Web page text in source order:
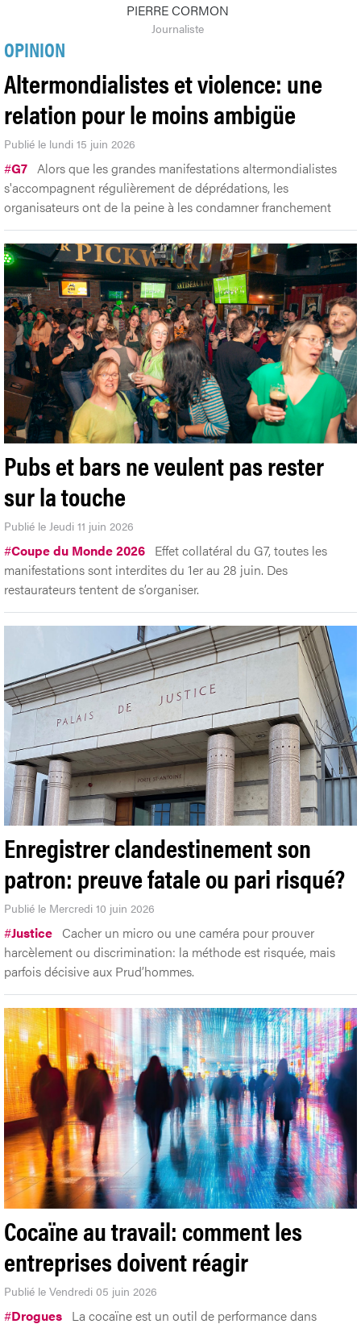
PIERRE CORMON
Journaliste
OPINION
Altermondialistes et violence: une
relation pour le moins ambigüe
Publié le lundi 15 juin 2026
#G7 Alors que les grandes manifestations altermondialistes
s'accompagnent régulièrement de déprédations, les
organisateurs ont de la peine à les condamner franchement
Pubs et bars ne veulent pas rester
sur la touche
Publié le Jeudi 11 juin 2026
#Coupe du Monde 2026 Effet collatéral du G7, toutes les
manifestations sont interdites du 1er au 28 juin. Des
restaurateurs tentent de s’organiser.
Enregistrer clandestinement son
patron: preuve fatale ou pari risqué?
Publié le Mercredi 10 juin 2026
#Justice Cacher un micro ou une caméra pour prouver
harcèlement ou discrimination: la méthode est risquée, mais
parfois décisive aux Prud’hommes.
Cocaïne au travail: comment les
entreprises doivent réagir
Publié le Vendredi 05 juin 2026
#Drogues La cocaïne est un outil de performance dans